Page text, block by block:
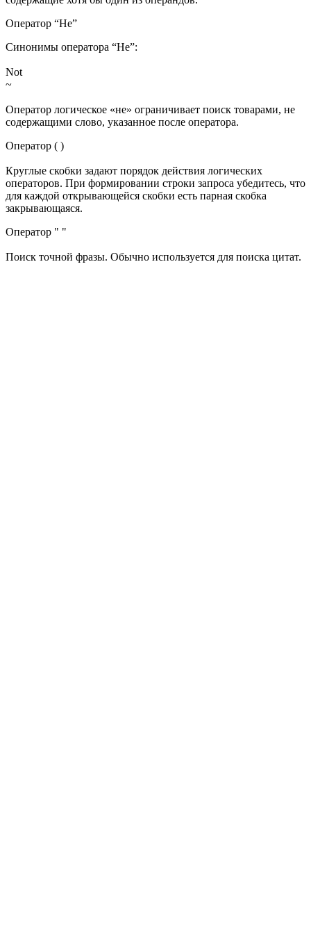
Оператор “Не”
Синонимы оператора “Не”:
Not
~
Оператор логическое «не» ограничивает поиск товарами, не
содержащими слово, указанное после оператора.
Оператор ( )
Круглые скобки задают порядок действия логических
операторов. При формировании строки запроса убедитесь, что
для каждой открывающейся скобки есть парная скобка
закрывающаяся.
Оператор " "
Поиск точной фразы. Обычно используется для поиска цитат.